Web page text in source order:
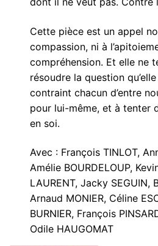
Cette pièce est un appel
compassion, ni à
compréhension. Et elle ne
résoudre la question
contraint chacun d’entre
pour lui-même, et à tenter
en soi.
Avec : François TINLOT,
Amélie BOURDELOUP,
LAURENT, Jacky SEGUIN,
Arnaud MONIER, Céline
BURNIER, François
Odile HAUGOMAT